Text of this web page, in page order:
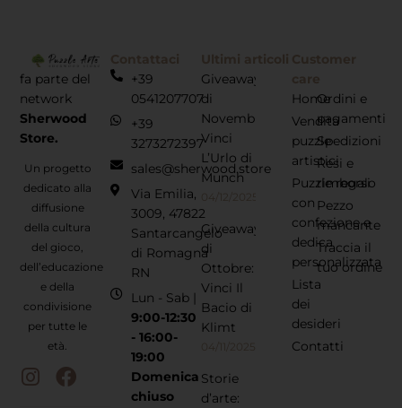
fa parte del
network
Sherwood
Store.
Un progetto
dedicato alla
diffusione
della cultura
del gioco,
dell’educazione
e della
condivisione
per tutte le
età.
Contattaci
+39
0541207707
+39
3273272397
sales@sherwood.store
Via Emilia,
3009, 47822
Santarcangelo
di Romagna
RN
Lun - Sab |
9:00-12:30
- 16:00-
19:00
Domenica
chiuso
Ultimi articoli
Giveaway
di
Novembre:
Vinci
L’Urlo di
Munch
04/12/2025
Giveaway
di
Ottobre:
Vinci Il
Bacio di
Klimt
04/11/2025
Storie
d’arte:
Customer
care
Home
Vendita
puzzle
artistici
Puzzle regalo
con
confezione e
dedica
personalizzata
Lista
dei
desideri
Contatti
Ordini e
pagamenti
Spedizioni
Resi e
rimborsi
Pezzo
mancante
Traccia il
tuo ordine